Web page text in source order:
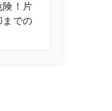
険！片
までの